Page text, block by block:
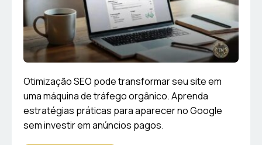
Otimização SEO pode transformar seu site em
uma máquina de tráfego orgânico. Aprenda
estratégias práticas para aparecer no Google
sem investir em anúncios pagos.